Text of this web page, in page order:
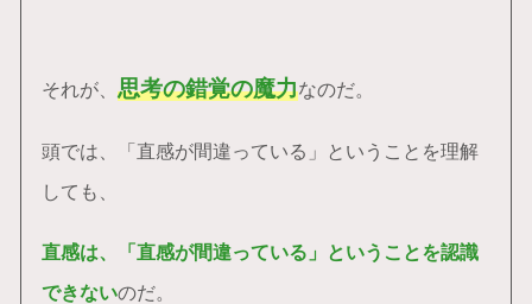
それが、 思考の錯覚の魔力なのだ。
頭では、「直感が間違っている」ということを理解
しても、
直感は、「直感が間違っている」ということを認識
できないのだ。